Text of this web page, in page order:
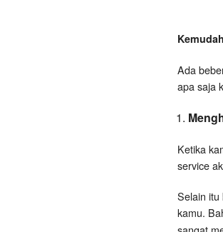
Ada
apa saja
Ketika
service
Selain itu
kamu.